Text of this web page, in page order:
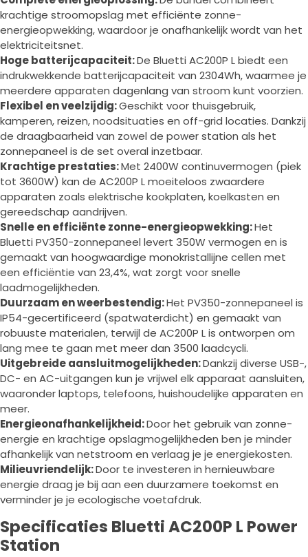
krachtige stroomopslag met efficiënte zonne-
energieopwekking, waardoor je onafhankelijk wordt van het
elektriciteitsnet.
Hoge batterijcapaciteit:De Bluetti AC200P L biedt een
indrukwekkende batterijcapaciteit van 2304Wh, waarmee je
meerdere apparaten dagenlang van stroom kunt voorzien.
Flexibel en veelzijdig:Geschikt voor thuisgebruik,
kamperen, reizen, noodsituaties en off-grid locaties. Dankzij
de draagbaarheid van zowel de power station als het
zonnepaneel is de set overal inzetbaar.
Krachtige prestaties:Met 2400W continuvermogen (piek
tot 3600W) kan de AC200P L moeiteloos zwaardere
apparaten zoals elektrische kookplaten, koelkasten en
gereedschap aandrijven.
Snelle en efficiënte zonne-energieopwekking:Het
Bluetti PV350-zonnepaneel levert 350W vermogen en is
gemaakt van hoogwaardige monokristallijne cellen met
een efficiëntie van 23,4%, wat zorgt voor snelle
laadmogelijkheden.
Duurzaam en weerbestendig:Het PV350-zonnepaneel is
IP54-gecertificeerd (spatwaterdicht) en gemaakt van
robuuste materialen, terwijl de AC200P L is ontworpen om
lang mee te gaan met meer dan 3500 laadcycli.
Uitgebreide aansluitmogelijkheden:Dankzij diverse USB-,
DC- en AC-uitgangen kun je vrijwel elk apparaat aansluiten,
waaronder laptops, telefoons, huishoudelijke apparaten en
meer.
Energieonafhankelijkheid:Door het gebruik van zonne-
energie en krachtige opslagmogelijkheden ben je minder
afhankelijk van netstroom en verlaag je je energiekosten.
Milieuvriendelijk:Door te investeren in hernieuwbare
energie draag je bij aan een duurzamere toekomst en
verminder je je ecologische voetafdruk.
Specificaties Bluetti AC200P L Power
Station